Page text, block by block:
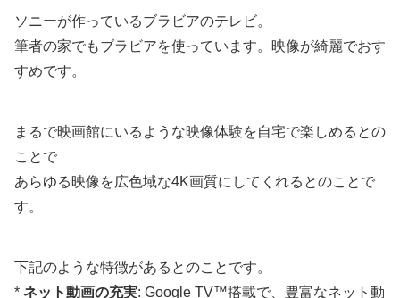
ソニーが作っているブラビアのテレビ。
筆者の家でもブラビアを使っています。映像が綺麗でおす
すめです。
まるで映画館にいるような映像体験を自宅で楽しめるとの
ことで
あらゆる映像を広色域な4K画質にしてくれるとのことで
す。
下記のような特徴があるとのことです。
* ネット動画の充実: Google TV™搭載で、豊富なネット動